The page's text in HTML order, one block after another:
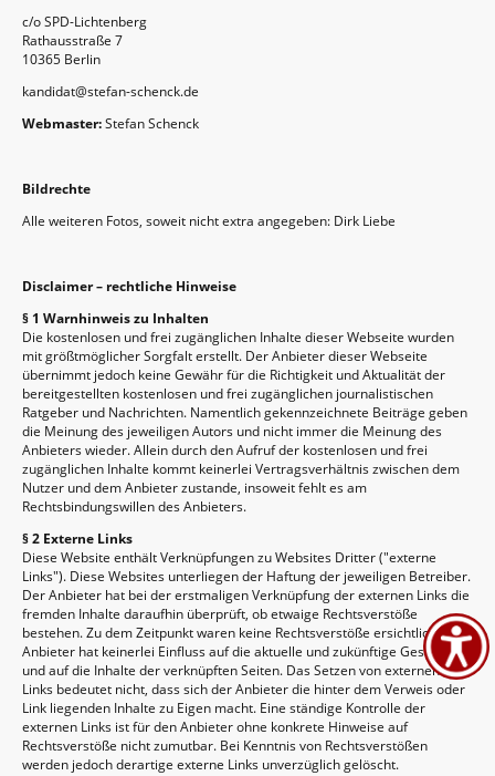
c/o SPD-Lichtenberg
Rathausstraße 7
10365 Berlin
kandidat@stefan-schenck.de
Webmaster:Stefan Schenck
Bildrechte
Alle weiteren Fotos, soweit nicht extra angegeben: Dirk Liebe
Disclaimer – rechtliche Hinweise
§ 1 Warnhinweis zu Inhalten
Die kostenlosen und frei zugänglichen Inhalte dieser Webseite wurden
mit größtmöglicher Sorgfalt erstellt. Der Anbieter dieser Webseite
übernimmt jedoch keine Gewähr für die Richtigkeit und Aktualität der
bereitgestellten kostenlosen und frei zugänglichen journalistischen
Ratgeber und Nachrichten. Namentlich gekennzeichnete Beiträge geben
die Meinung des jeweiligen Autors und nicht immer die Meinung des
Anbieters wieder. Allein durch den Aufruf der kostenlosen und frei
zugänglichen Inhalte kommt keinerlei Vertragsverhältnis zwischen dem
Nutzer und dem Anbieter zustande, insoweit fehlt es am
Rechtsbindungswillen des Anbieters.
§ 2 Externe Links
Diese Website enthält Verknüpfungen zu Websites Dritter ("externe
Links"). Diese Websites unterliegen der Haftung der jeweiligen Betreiber.
Der Anbieter hat bei der erstmaligen Verknüpfung der externen Links die
fremden Inhalte daraufhin überprüft, ob etwaige Rechtsverstöße
bestehen. Zu dem Zeitpunkt waren keine Rechtsverstöße ersichtlich. Der
Anbieter hat keinerlei Einfluss auf die aktuelle und zukünftige Gestaltung
und auf die Inhalte der verknüpften Seiten. Das Setzen von externen
Links bedeutet nicht, dass sich der Anbieter die hinter dem Verweis oder
Link liegenden Inhalte zu Eigen macht. Eine ständige Kontrolle der
externen Links ist für den Anbieter ohne konkrete Hinweise auf
Rechtsverstöße nicht zumutbar. Bei Kenntnis von Rechtsverstößen
werden jedoch derartige externe Links unverzüglich gelöscht.